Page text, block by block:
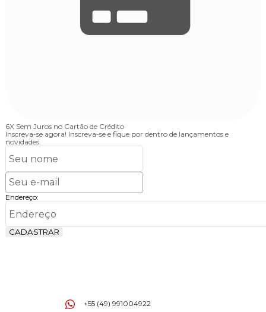
6X Sem Juros no Cartão de Crédito
Inscreva-se agora! Inscreva-se e fique por dentro de lançamentos e
novidades.
Endereço:
CADASTRAR
+55 (49) 991004922